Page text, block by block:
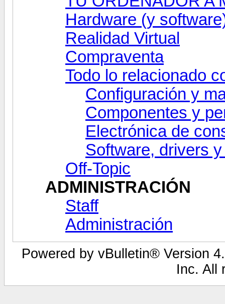
Hardware (y
Realidad Virtual
Compraventa
Todo lo relacionado
Configuración y
Componentes y
Electrónica de
Software, drivers
Off-Topic
ADMINISTRACIÓN
Staff
Administración
Powered by vBulletin® Version
Inc. All